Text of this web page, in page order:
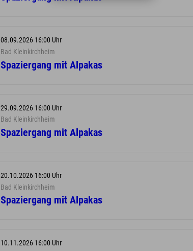
08.09.2026 16:00 Uhr
Bad Kleinkirchheim
Spaziergang mit Alpakas
29.09.2026 16:00 Uhr
Bad Kleinkirchheim
Spaziergang mit Alpakas
20.10.2026 16:00 Uhr
Bad Kleinkirchheim
Spaziergang mit Alpakas
10.11.2026 16:00 Uhr